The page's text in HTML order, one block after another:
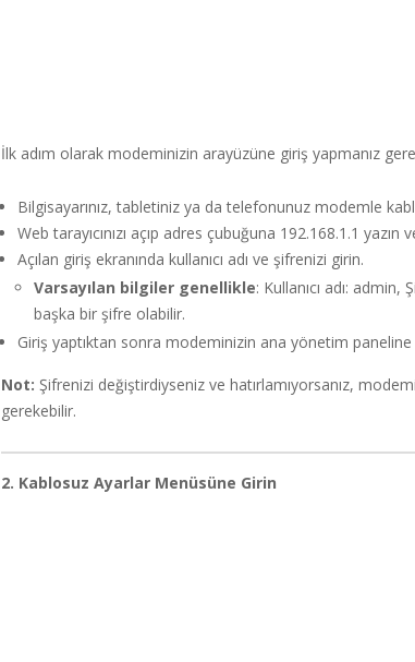
İlk adım olarak modeminizin arayüzüne giriş yapmanız
Bilgisayarınız, tabletiniz ya da telefonunuz modemle
Web tarayıcınızı açıp adres çubuğuna 192.168.1.1 yazın
Açılan giriş ekranında kullanıcı adı ve şifrenizi girin.
Varsayılan bilgiler genellikle: Kullanıcı adı:
başka bir şifre olabilir.
Giriş yaptıktan sonra modeminizin ana yönetim paneline
Not: Şifrenizi değiştirdiyseniz ve hatırlamıyorsanız,
gerekebilir.
2. Kablosuz Ayarlar Menüsüne Girin